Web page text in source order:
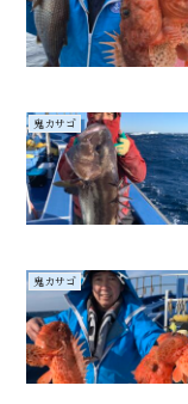
鬼カサゴ
鬼カサゴ